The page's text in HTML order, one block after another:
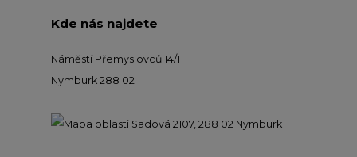
Kde nás najdete
Náměstí Přemyslovců 14/11
Nymburk 288 02